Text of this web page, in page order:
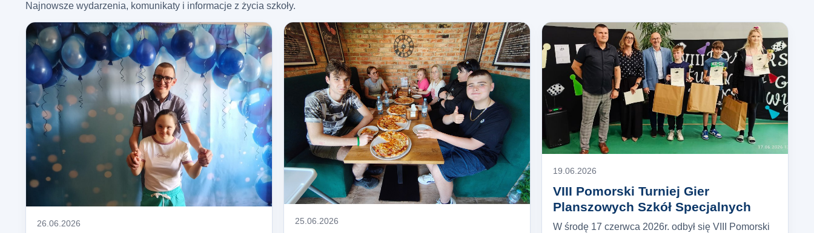
Najnowsze wydarzenia, komunikaty i informacje z życia szkoły.
26.06.2026 25.06.2026
19.06.2026
VIII Pomorski Turniej Gier
Planszowych Szkół Specjalnych
W środę 17 czerwca 2026r. odbył się VIII Pomorski